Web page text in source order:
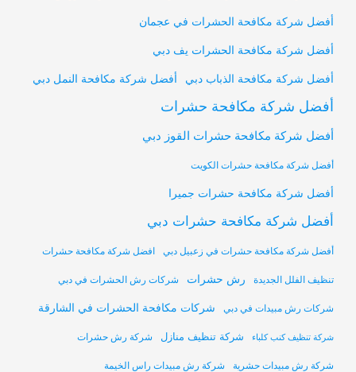
أفضل شركة مكافحة الحشرات في عجمان
أفضل شركة مكافحة الحشرات يف دبي
أفضل شركة مكافحة الذباب دبي أفضل شركة مكافحة النمل دبي
أفضل شركة مكافحة حشرات
أفضل شركة مكافحة حشرات القوز دبي
أفضل شركة مكافحة حشرات الكويت
أفضل شركة مكافحة حشرات جميرا
أفضل شركة مكافحة حشرات دبي
أفضل شركة مكافحة حشرات في زعبيل دبي افضل شركة مكافحة حشرات
تنظيف الفلل الجديدة رش حشرات شركات رش الحشرات في دبي
شركات رش مبيدات في دبي شركات مكافحة الحشرات في الشارقة
شركة تنظيف كنب كلباء شركة تنظيف منازل شركة رش حشرات
شركة رش مبيدات حشرية شركة رش مبيدات راس الخيمة